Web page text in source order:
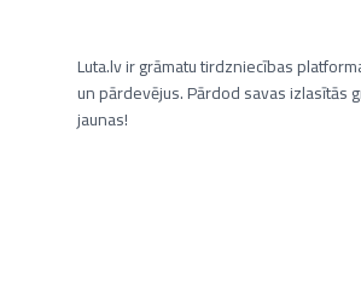
Luta.lv ir grāmatu tirdzniecības
un pārdevējus. Pārdod savas izlasītās
jaunas!